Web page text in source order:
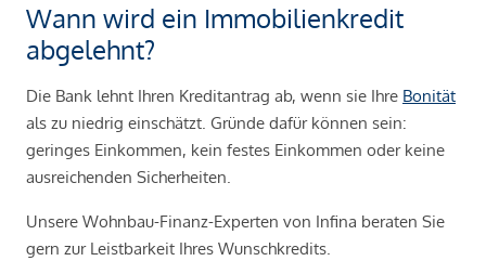
Wann wird ein Immobilienkredit
abgelehnt?
Die Bank lehnt Ihren Kreditantrag ab, wenn sie Ihre Bonität
als zu niedrig einschätzt. Gründe dafür können sein:
geringes Einkommen, kein festes Einkommen oder keine
ausreichenden Sicherheiten.
Unsere Wohnbau-Finanz-Experten von Infina beraten Sie
gern zur Leistbarkeit Ihres Wunschkredits.